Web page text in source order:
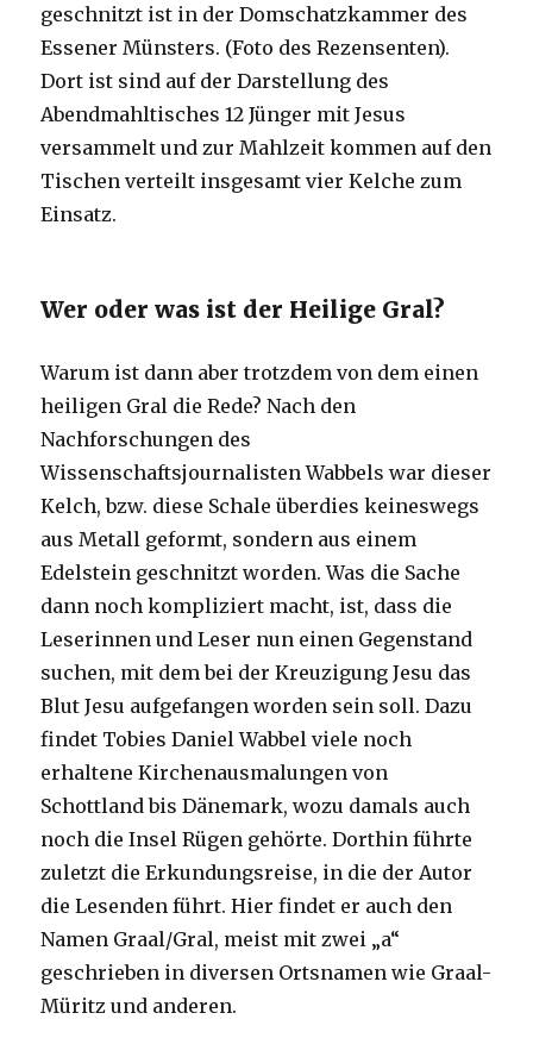
geschnitzt ist in der Domschatzkammer des
Essener Münsters. (Foto des Rezensenten).
Dort ist sind auf der Darstellung des
Abendmahltisches 12 Jünger mit Jesus
versammelt und zur Mahlzeit kommen auf den
Tischen verteilt insgesamt vier Kelche zum
Einsatz.
Wer oder was ist der Heilige Gral?
Warum ist dann aber trotzdem von dem einen
heiligen Gral die Rede? Nach den
Nachforschungen des
Wissenschaftsjournalisten Wabbels war dieser
Kelch, bzw. diese Schale überdies keineswegs
aus Metall geformt, sondern aus einem
Edelstein geschnitzt worden. Was die Sache
dann noch kompliziert macht, ist, dass die
Leserinnen und Leser nun einen Gegenstand
suchen, mit dem bei der Kreuzigung Jesu das
Blut Jesu aufgefangen worden sein soll. Dazu
findet Tobies Daniel Wabbel viele noch
erhaltene Kirchenausmalungen von
Schottland bis Dänemark, wozu damals auch
noch die Insel Rügen gehörte. Dorthin führte
zuletzt die Erkundungsreise, in die der Autor
die Lesenden führt. Hier findet er auch den
Namen Graal/Gral, meist mit zwei „a“
geschrieben in diversen Ortsnamen wie Graal-
Müritz und anderen.